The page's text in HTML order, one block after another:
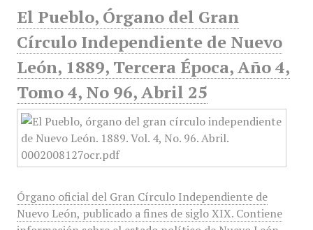
El Pueblo, Órgano del Gran
Círculo Independiente de Nuevo
León, 1889, Tercera Época, Año 4,
Tomo 4, No 96, Abril 25
Órgano oficial del Gran Círculo Independiente de
Nuevo León, publicado a fines de siglo XIX. Contiene